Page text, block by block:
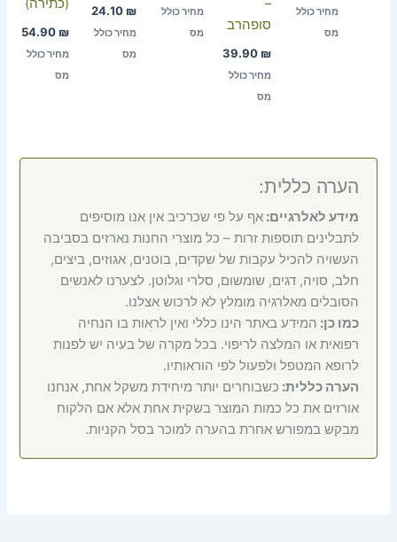
מחיר כולל
מס
–
סופהרב
39.90 ₪
מחיר כולל
מס
מחיר כולל
מס
24.10 ₪
מחיר כולל
מס
(כתירה)
54.90 ₪
מחיר כולל
מס
הערה כללית:
מידע לאלרגיים:אף על פי שכרכיב אין אנו מוסיפים
לתבלינים תוספות זרות – כל מוצרי החנות נארזים בסביבה
העשויה להכיל עקבות של שקדים, בוטנים, אגוזים, ביצים,
חלב, סויה, דגים, שומשום, סלרי וגלוטן. לצערנו לאנשים
הסובלים מאלרגיה מומלץ לא לרכוש אצלנו.
כמו כן: המידע באתר הינו כללי ואין לראות בו הנחיה
רפואית או המלצה לריפוי. בכל מקרה של בעיה יש לפנות
לרופא המטפל ולפעול לפי הוראותיו.
הערה כללית: כשבוחרים יותר מיחידת משקל אחת, אנחנו
אורזים את כל כמות המוצר בשקית אחת אלא אם הלקוח
מבקש במפורש אחרת בהערה למוכר בסל הקניות.